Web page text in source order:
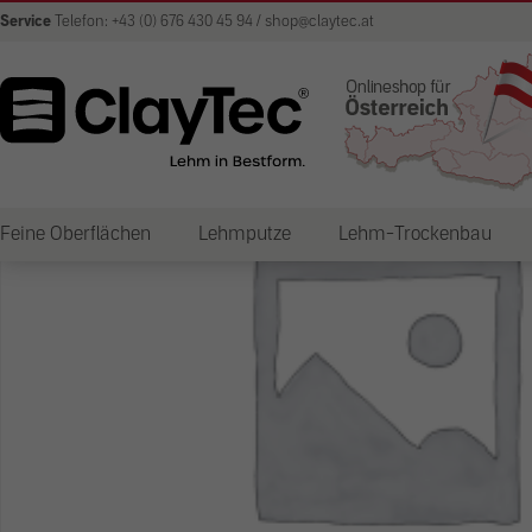
Service Telefon: +43 (0) 676 430 45 94 / shop@claytec.at
Feine Oberflächen Lehmputze Lehm-Trockenbau